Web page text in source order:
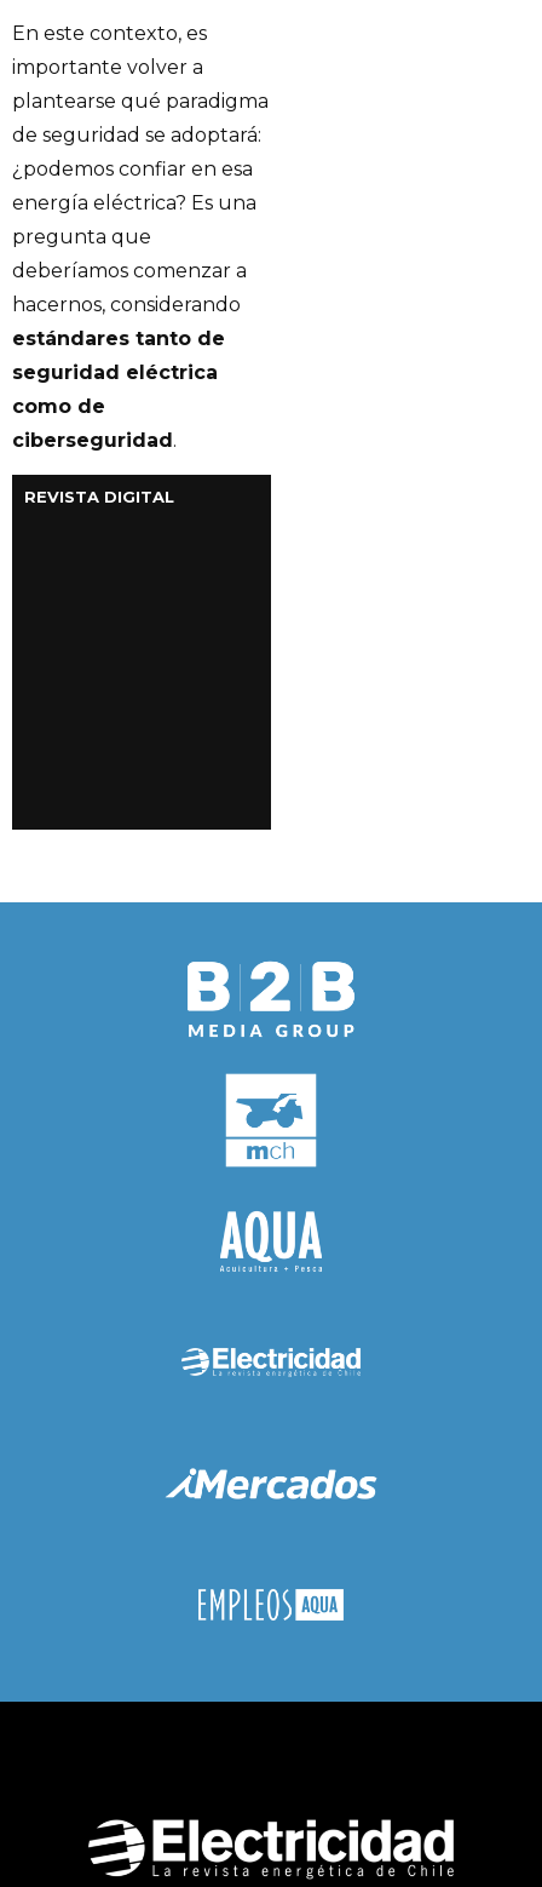
En este contexto, es
importante volver a
plantearse qué paradigma
de seguridad se adoptará:
¿podemos confiar en esa
energía eléctrica? Es una
pregunta que
deberíamos comenzar a
hacernos, considerando
estándares tanto de
seguridad eléctrica
como de
ciberseguridad.
REVISTA DIGITAL